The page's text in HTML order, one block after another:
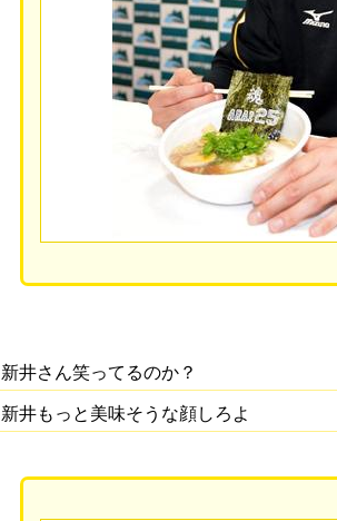
新井さん笑ってるのか？
新井もっと美味そうな顔しろよ